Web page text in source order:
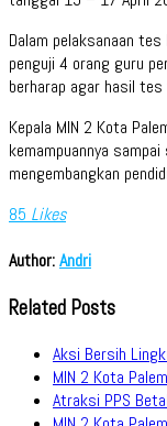
Dalam pelaksanaan
penguji 4 orang guru
berharap agar hasil
Kepala MIN 2 Kota
kemampuannya
mengembangkan
85 Likes
Author:Andri
Related Posts
Aksi Bersih
MIN 2 Kota
Atraksi PPS